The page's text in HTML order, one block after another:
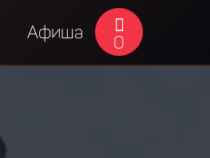
Афиша 0